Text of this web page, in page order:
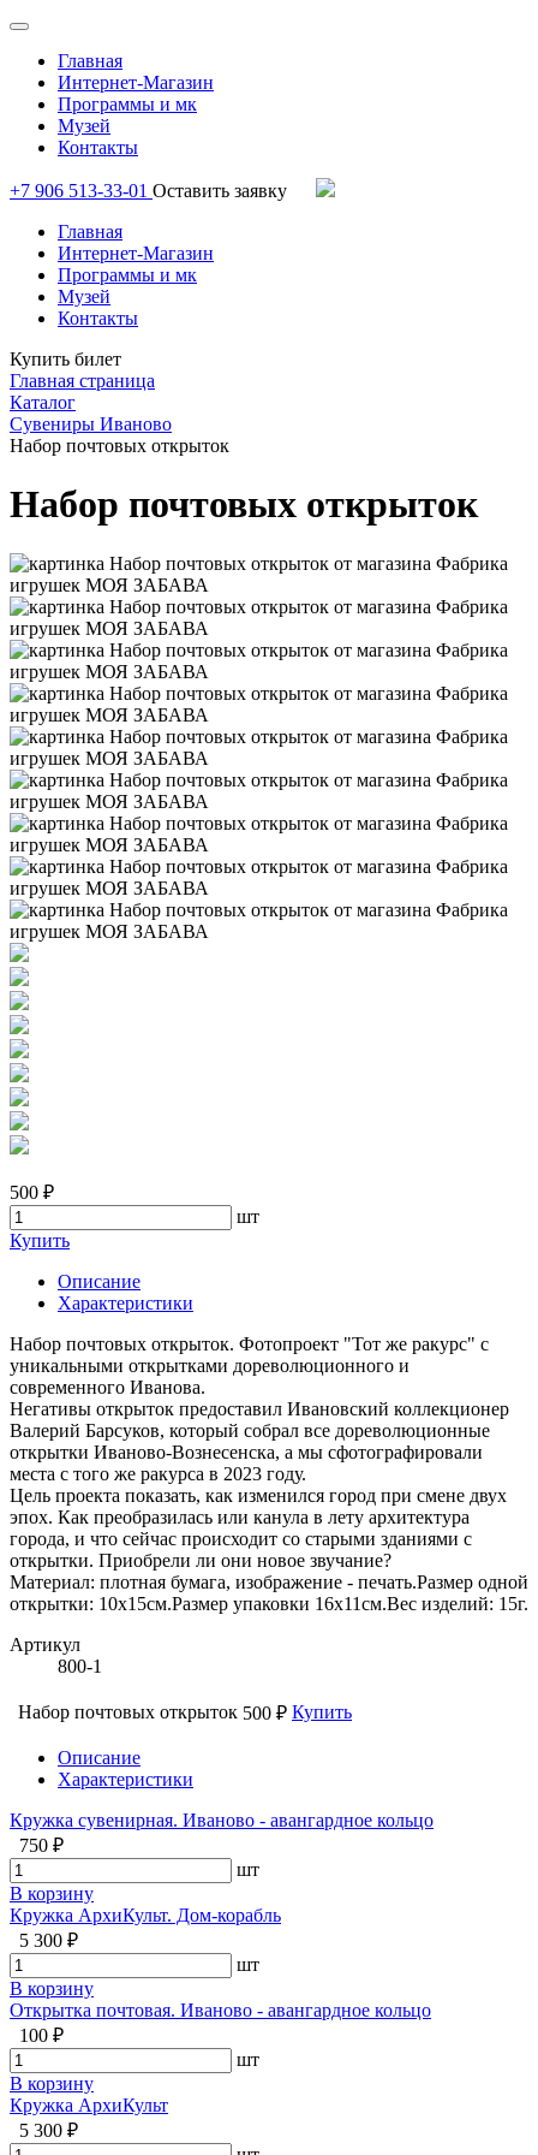
Главная
Интернет-Магазин
Программы и мк
Музей
Контакты
+7 906 513-33-01 Оставить заявку
Главная
Интернет-Магазин
Программы и мк
Музей
Контакты
Купить билет
Главная страница
Каталог
Сувениры Иваново
Набор почтовых открыток
Набор почтовых открыток
500 ₽
шт
Купить
Описание
Характеристики
Набор почтовых открыток. Фотопроект "Тот же ракурс" с
уникальными открытками дореволюционного и
современного Иванова.
Негативы открыток предоставил Ивановский коллекционер
Валерий Барсуков, который собрал все дореволюционные
открытки Иваново-Вознесенска, а мы сфотографировали
места с того же ракурса в 2023 году.
Цель проекта показать, как изменился город при смене двух
эпох. Как преобразилась или канула в лету архитектура
города, и что сейчас происходит со старыми зданиями с
открытки. Приобрели ли они новое звучание?
Материал: плотная бумага, изображение - печать.Размер одной
открытки: 10х15см.Размер упаковки 16x11см.Вес изделий: 15г.
Артикул
800-1
Набор почтовых открыток 500 ₽ Купить
Описание
Характеристики
Кружка сувенирная. Иваново - авангардное кольцо
750 ₽
шт
В корзину
Кружка АрхиКульт. Дом-корабль
5 300 ₽
шт
В корзину
Открытка почтовая. Иваново - авангардное кольцо
100 ₽
шт
В корзину
Кружка АрхиКульт
5 300 ₽